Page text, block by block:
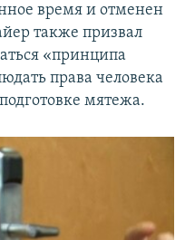
время и отменен
также призвал
«принципа
права человека
мятежа.